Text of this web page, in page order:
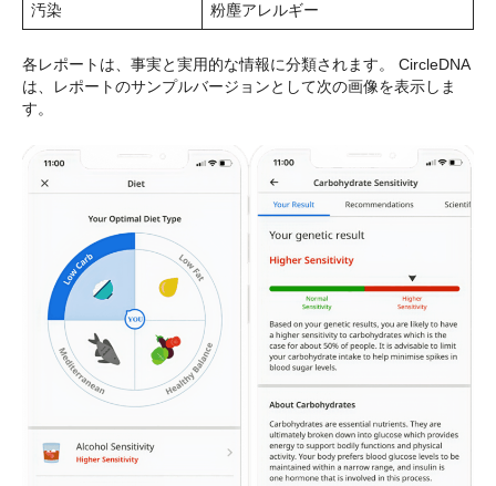
汚染 粉塵アレルギー
各レポートは、事実と実用的な情報に分類されます。 CircleDNA
は、レポートのサンプルバージョンとして次の画像を表示しま
す。